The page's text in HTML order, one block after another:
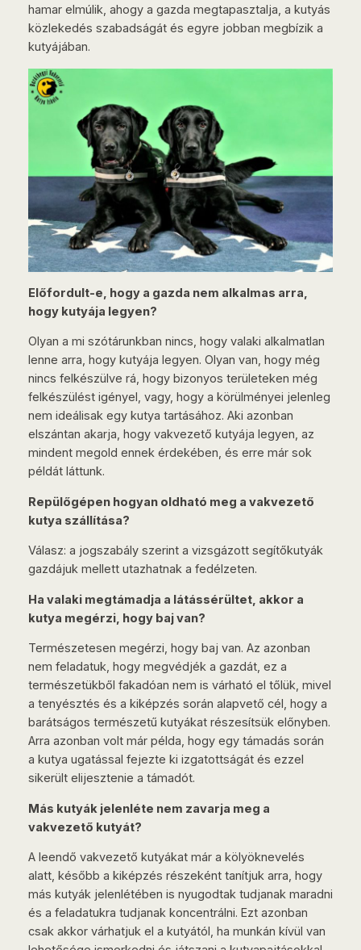
hamar elmúlik, ahogy a gazda megtapasztalja, a kutyás
közlekedés szabadságát és egyre jobban megbízik a
kutyájában.
Előfordult-e, hogy a gazda nem alkalmas arra,
hogy kutyája legyen?
Olyan a mi szótárunkban nincs, hogy valaki alkalmatlan
lenne arra, hogy kutyája legyen. Olyan van, hogy még
nincs felkészülve rá, hogy bizonyos területeken még
felkészülést igényel, vagy, hogy a körülményei jelenleg
nem ideálisak egy kutya tartásához. Aki azonban
elszántan akarja, hogy vakvezető kutyája legyen, az
mindent megold ennek érdekében, és erre már sok
példát láttunk.
Repülőgépen hogyan oldható meg a vakvezető
kutya szállítása?
Válasz: a jogszabály szerint a vizsgázott segítőkutyák
gazdájuk mellett utazhatnak a fedélzeten.
Ha valaki megtámadja a látássérültet, akkor a
kutya megérzi, hogy baj van?
Természetesen megérzi, hogy baj van. Az azonban
nem feladatuk, hogy megvédjék a gazdát, ez a
természetükből fakadóan nem is várható el tőlük, mivel
a tenyésztés és a kiképzés során alapvető cél, hogy a
barátságos természetű kutyákat részesítsük előnyben.
Arra azonban volt már példa, hogy egy támadás során
a kutya ugatással fejezte ki izgatottságát és ezzel
sikerült elijesztenie a támadót.
Más kutyák jelenléte nem zavarja meg a
vakvezető kutyát?
A leendő vakvezető kutyákat már a kölyöknevelés
alatt, később a kiképzés részeként tanítjuk arra, hogy
más kutyák jelenlétében is nyugodtak tudjanak maradni
és a feladatukra tudjanak koncentrálni. Ezt azonban
csak akkor várhatjuk el a kutyától, ha munkán kívül van